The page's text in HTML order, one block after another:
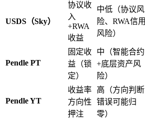
USDS（Sky）
协议收
入
+RWA
收益
中低（协议风
险、RWA信用
风险）
Pendle PT
固定收
益（锁
定）
中（智能合约
+底层资产风
险）
Pendle YT
收益率
方向性
押注
高（方向判断
错误可能归
零）